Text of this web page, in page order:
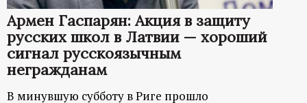
Армен Гаспарян: Акция в защиту
русских школ в Латвии — хороший
сигнал русскоязычным
негражданам
В минувшую субботу в Риге прошло